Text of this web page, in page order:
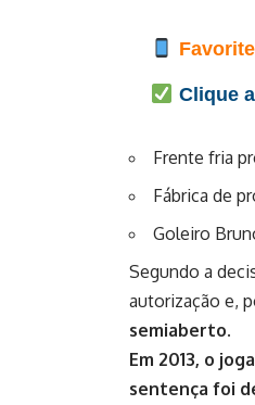
Clique
Frente fria
Fábrica de
Goleiro
Segundo a
autorização e,
semiaberto.
Em 2013, o
sentença foi